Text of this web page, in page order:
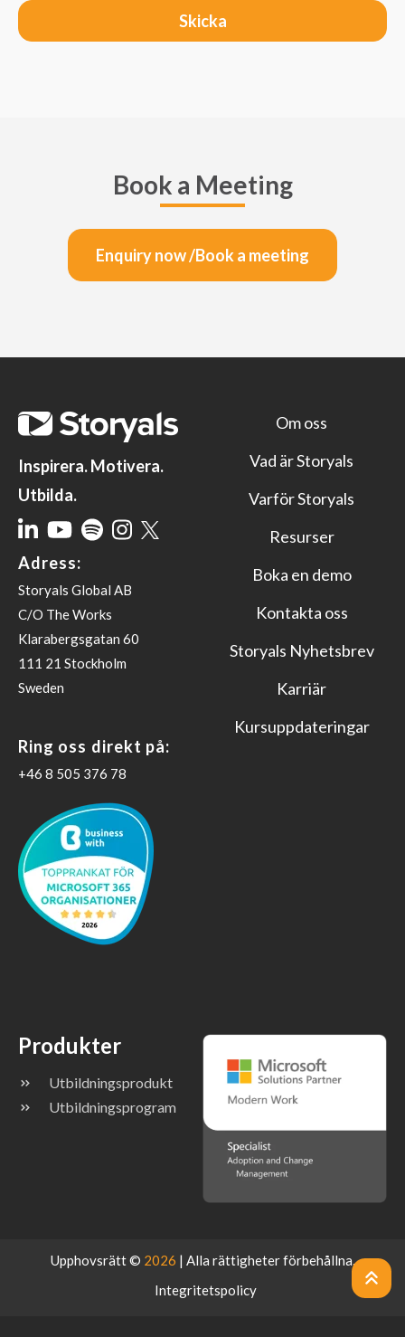
Book a Meeting
Enquiry now /Book a meeting
Inspirera. Motivera.
Utbilda.
Adress:
Storyals Global AB
C/O The Works
Klarabergsgatan 60
111 21 Stockholm
Sweden
Ring oss direkt på:
‪+46 8 505 376 78
Om oss
Vad är Storyals
Varför Storyals
Resurser
Boka en demo
Kontakta oss
Storyals Nyhetsbrev
Karriär
Kursuppdateringar
Produkter
Utbildningsprodukt
Utbildningsprogram
Upphovsrätt © 2026 | Alla rättigheter förbehållna.
Integritetspolicy